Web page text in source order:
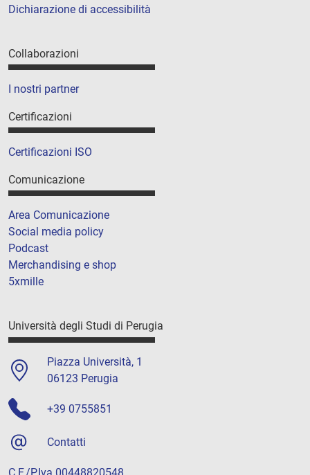
Dichiarazione di accessibilità
Collaborazioni
I nostri partner
Certificazioni
Certificazioni ISO
Comunicazione
Area Comunicazione
Social media policy
Podcast
Merchandising e shop
5xmille
Università degli Studi di Perugia
Piazza Università, 1
06123 Perugia
+39 0755851
Contatti
C.F./P.Iva 00448820548